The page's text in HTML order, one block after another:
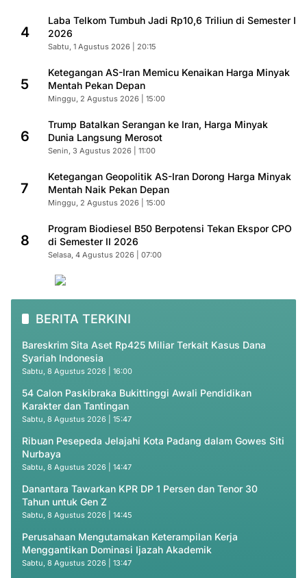
4
Laba Telkom Tumbuh Jadi Rp10,6 Triliun di Semester I
2026
Sabtu, 1 Agustus 2026 | 20:15
5
Ketegangan AS-Iran Memicu Kenaikan Harga Minyak
Mentah Pekan Depan
Minggu, 2 Agustus 2026 | 15:00
6
Trump Batalkan Serangan ke Iran, Harga Minyak
Dunia Langsung Merosot
Senin, 3 Agustus 2026 | 11:00
7
Ketegangan Geopolitik AS-Iran Dorong Harga Minyak
Mentah Naik Pekan Depan
Minggu, 2 Agustus 2026 | 15:00
8
Program Biodiesel B50 Berpotensi Tekan Ekspor CPO
di Semester II 2026
Selasa, 4 Agustus 2026 | 07:00
BERITA TERKINI
Bareskrim Sita Aset Rp425 Miliar Terkait Kasus Dana
Syariah Indonesia
Sabtu, 8 Agustus 2026 | 16:00
54 Calon Paskibraka Bukittinggi Awali Pendidikan
Karakter dan Tantingan
Sabtu, 8 Agustus 2026 | 15:47
Ribuan Pesepeda Jelajahi Kota Padang dalam Gowes Siti
Nurbaya
Sabtu, 8 Agustus 2026 | 14:47
Danantara Tawarkan KPR DP 1 Persen dan Tenor 30
Tahun untuk Gen Z
Sabtu, 8 Agustus 2026 | 14:45
Perusahaan Mengutamakan Keterampilan Kerja
Menggantikan Dominasi Ijazah Akademik
Sabtu, 8 Agustus 2026 | 13:47